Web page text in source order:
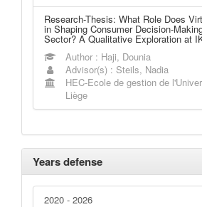
Research-Thesis: What Role Does
in Shaping Consumer Decision-
Sector? A Qualitative Exploration at
Author : Haji, Dounia
Advisor(s) : Steils, Nadia
HEC-Ecole de gestion de
Liège
Years defense
2020 - 2026